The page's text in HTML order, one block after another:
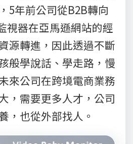
5年前公司從B2B轉向
視器在亞馬遜網站的經
源轉進，因此透過不斷
般學說話、學走路，慢
來公司在跨境電商業務
，需要更多人才，公司
，也從外部找人。